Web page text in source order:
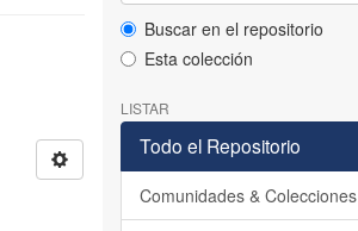
Buscar en el repositorio
Esta colección
LISTAR
Todo el Repositorio
Comunidades & Colecciones